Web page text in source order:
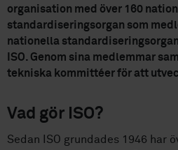
organisation med över 160
standardiseringsorgan som
nationella
ISO. Genom sina medlemmar
tekniska kommittéer för att
Vad gör ISO?
Sedan ISO grundades 1946 har